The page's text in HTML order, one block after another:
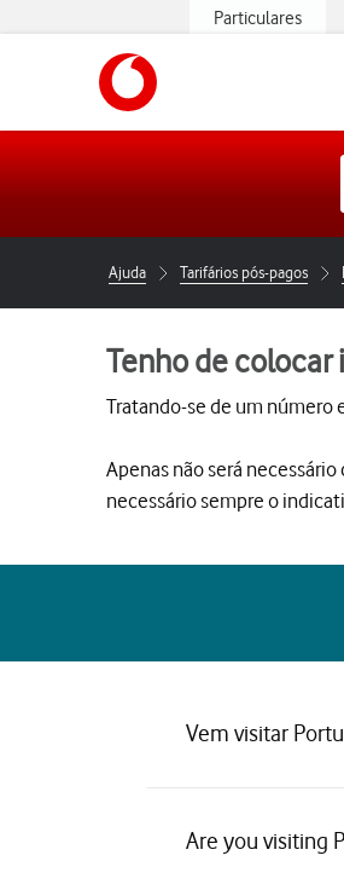
Particulares
Ajuda Tarifários pós-pagos
Tenho de colocar
Tratando-se de um número
Apenas não será
necessário sempre o
Vem visitar
Are you visiting